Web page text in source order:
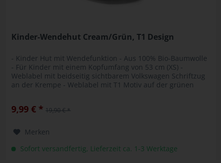
Kinder-Wendehut Cream/Grün, T1 Design
- Kinder Hut mit Wendefunktion - Aus 100% Bio-Baumwolle
- Für Kinder mit einem Kopfumfang von 53 cm (XS) -
Weblabel mit beidseitig sichtbarem Volkswagen Schriftzug
an der Krempe - Weblabel mit T1 Motiv auf der grünen
9,99 € * 19,90 € *
Merken
Sofort versandfertig, Lieferzeit ca. 1-3 Werktage